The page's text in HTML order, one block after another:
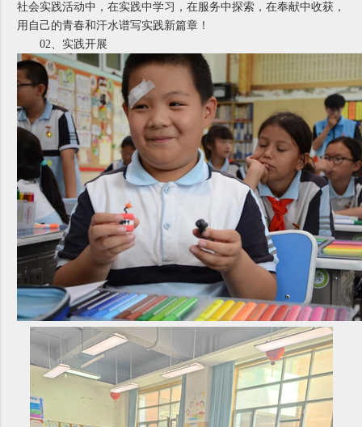
社会实践活动中，在实践中学习，在服务中探索，在奉献中收获，
用自己的青春和汗水谱写实践新篇章！
02、 实践开展